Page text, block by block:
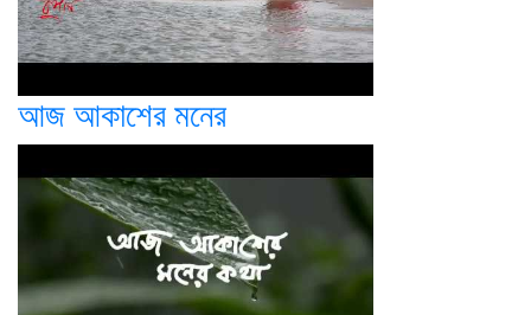
আজ আকাশের মনের